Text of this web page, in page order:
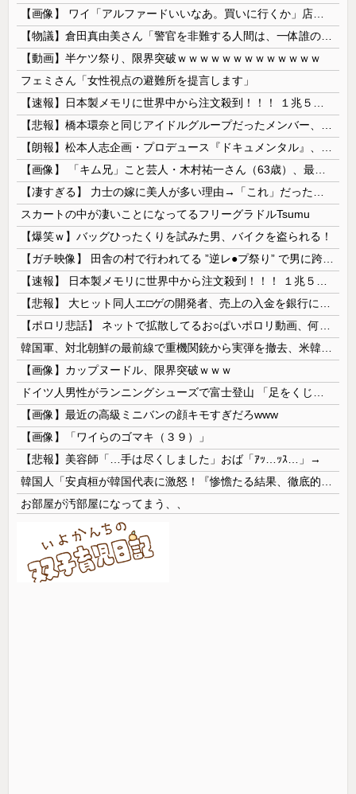
【動画】半ケツ祭り、限界突破ｗｗｗｗｗｗｗｗｗｗｗｗｗ
フェミさん「女性視点の避難所を提言します」
スカートの中が凄いことになってるフリーグラドルTsumu
【爆笑ｗ】バッグひったくりを試みた男、バイクを盗られる！
【画像】カップヌードル、限界突破ｗｗｗ
【画像】最近の高級ミニバンの顔キモすぎだろwww
【画像】「ワイらのゴマキ（３９）」
【悲報】美容師「…手は尽くしました」おば「ｱｯ…ｯｽ…」→
お部屋が汚部屋になってまう、、